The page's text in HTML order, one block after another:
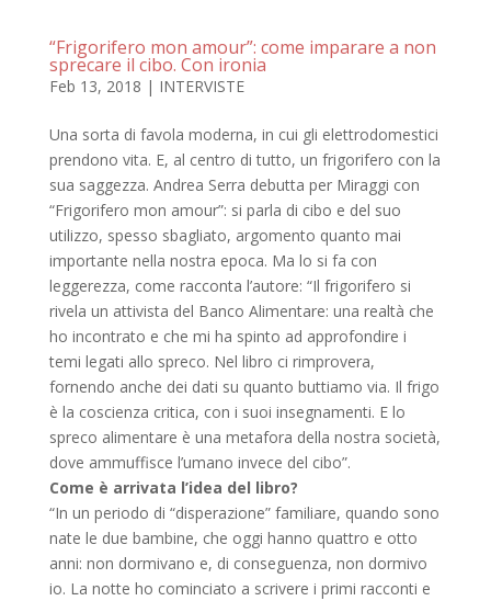
“Frigorifero mon amour”: come imparare a non
sprecare il cibo. Con ironia
Feb 13, 2018 | INTERVISTE
Una sorta di favola moderna, in cui gli elettrodomestici
prendono vita. E, al centro di tutto, un frigorifero con la
sua saggezza. Andrea Serra debutta per Miraggi con
“Frigorifero mon amour”: si parla di cibo e del suo
utilizzo, spesso sbagliato, argomento quanto mai
importante nella nostra epoca. Ma lo si fa con
leggerezza, come racconta l’autore: “Il frigorifero si
rivela un attivista del Banco Alimentare: una realtà che
ho incontrato e che mi ha spinto ad approfondire i
temi legati allo spreco. Nel libro ci rimprovera,
fornendo anche dei dati su quanto buttiamo via. Il frigo
è la coscienza critica, con i suoi insegnamenti. E lo
spreco alimentare è una metafora della nostra società,
dove ammuffisce l’umano invece del cibo”.
Come è arrivata l’idea del libro?
“In un periodo di “disperazione” familiare, quando sono
nate le due bambine, che oggi hanno quattro e otto
anni: non dormivano e, di conseguenza, non dormivo
io. La notte ho cominciato a scrivere i primi racconti e